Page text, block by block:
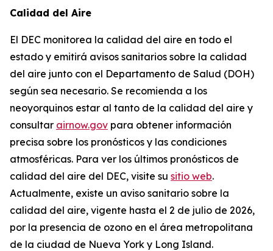
Calidad del Aire
El DEC monitorea la calidad del aire en todo el
estado y emitirá avisos sanitarios sobre la calidad
del aire junto con el Departamento de Salud (DOH)
según sea necesario. Se recomienda a los
neoyorquinos estar al tanto de la calidad del aire y
consultar airnow.gov para obtener información
precisa sobre los pronósticos y las condiciones
atmosféricas. Para ver los últimos pronósticos de
calidad del aire del DEC, visite su sitio web.
Actualmente, existe un aviso sanitario sobre la
calidad del aire, vigente hasta el 2 de julio de 2026,
por la presencia de ozono en el área metropolitana
de la ciudad de Nueva York y Long Island.